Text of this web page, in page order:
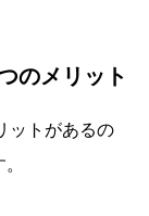
のメリット
ットがあるの